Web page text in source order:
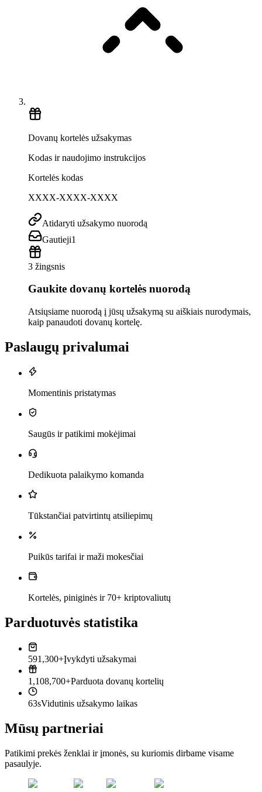
Dovanų kortelės užsakymas
Kodas ir naudojimo instrukcijos
Kortelės kodas
XXXX-XXXX-XXXX
Atidaryti užsakymo nuorodą
Gautieji1
3 žingsnis
Gaukite dovanų kortelės nuorodą
Atsiųsiame nuorodą į jūsų užsakymą su aiškiais nurodymais,
kaip panaudoti dovanų kortelę.
Paslaugų privalumai
Momentinis pristatymas
Saugūs ir patikimi mokėjimai
Dedikuota palaikymo komanda
Tūkstančiai patvirtintų atsiliepimų
Puikūs tarifai ir maži mokesčiai
Kortelės, piniginės ir 70+ kriptovaliutų
Parduotuvės statistika
591,300+Įvykdyti užsakymai
1,108,700+Parduota dovanų kortelių
63sVidutinis užsakymo laikas
Mūsų partneriai
Patikimi prekės ženklai ir įmonės, su kuriomis dirbame visame
pasaulyje.